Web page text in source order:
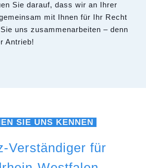
Sie darauf, dass wir an Ihrer
mit Ihnen für Ihr Recht
uns zusammenarbeiten – denn
Antrieb!
SIE UNS KENNEN
Verständiger für